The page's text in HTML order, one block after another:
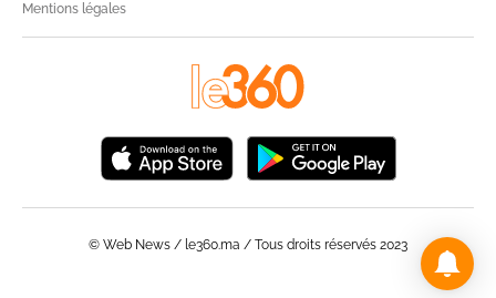
Mentions légales
© Web News / le360.ma / Tous droits réservés 2023